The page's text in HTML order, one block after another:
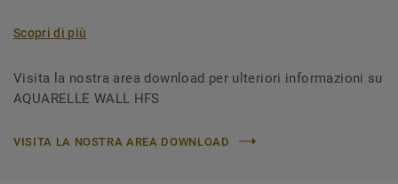
Scopri di più
Visita la nostra area download per ulteriori informazioni su
AQUARELLE WALL HFS
VISITA LA NOSTRA AREA DOWNLOAD